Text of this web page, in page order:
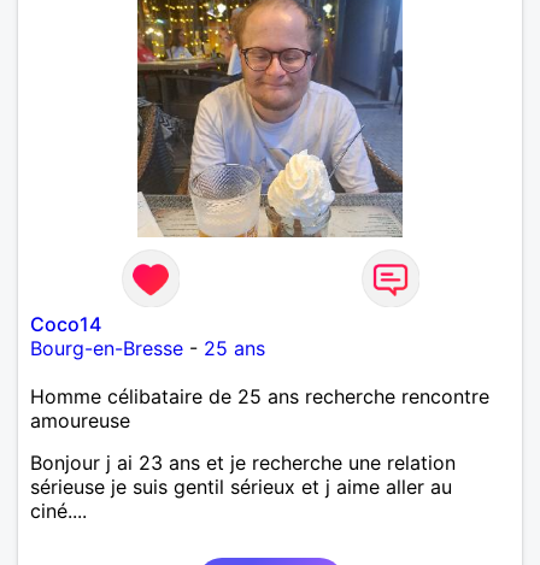
Coco14
Bourg-en-Bresse - 25 ans
Homme célibataire de 25 ans recherche rencontre
amoureuse
Bonjour j ai 23 ans et je recherche une relation
sérieuse je suis gentil sérieux et j aime aller au
ciné....